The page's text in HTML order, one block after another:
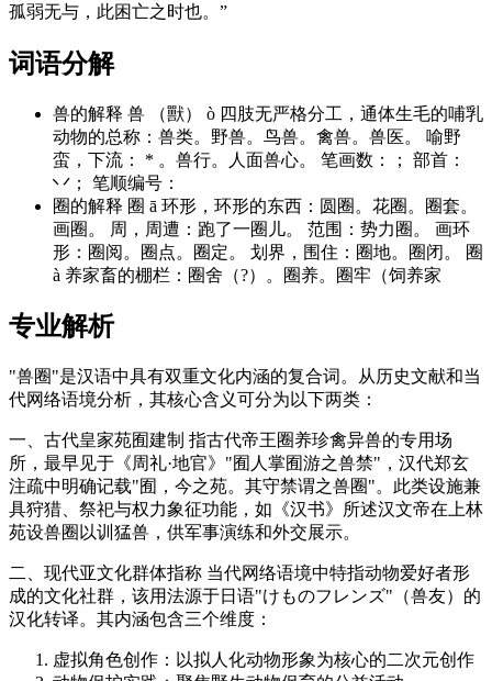
孤弱无与，此困亡之时也。”
词语分解
兽的解释 兽 （獸） ò 四肢无严格分工，通体生毛的哺乳
动物的总称：兽类。野兽。鸟兽。禽兽。兽医。 喻野
蛮，下流： * 。兽行。人面兽心。 笔画数：； 部首：
丷； 笔顺编号：
圈的解释 圈 ā 环形，环形的东西：圆圈。花圈。圈套。
画圈。 周，周遭：跑了一圈儿。 范围：势力圈。 画环
形：圈阅。圈点。圈定。 划界，围住：圈地。圈闭。 圈
à 养家畜的棚栏：圈舍（?）。圈养。圈牢（饲养家
专业解析
"兽圈"是汉语中具有双重文化内涵的复合词。从历史文献和当
代网络语境分析，其核心含义可分为以下两类：
一、古代皇家苑囿建制 指古代帝王圈养珍禽异兽的专用场
所，最早见于《周礼·地官》"囿人掌囿游之兽禁"，汉代郑玄
注疏中明确记载"囿，今之苑。其守禁谓之兽圈"。此类设施兼
具狩猎、祭祀与权力象征功能，如《汉书》所述汉文帝在上林
苑设兽圈以训猛兽，供军事演练和外交展示。
二、现代亚文化群体指称 当代网络语境中特指动物爱好者形
成的文化社群，该用法源于日语"けものフレンズ"（兽友）的
汉化转译。其内涵包含三个维度：
虚拟角色创作：以拟人化动物形象为核心的二次元创作